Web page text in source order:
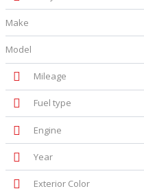
Make
Model
Mileage
Fuel type
Engine
Year
Exterior Color